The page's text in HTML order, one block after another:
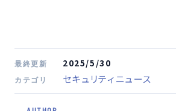
最終更新 2025/5/30
カテゴリ セキュリティニュース